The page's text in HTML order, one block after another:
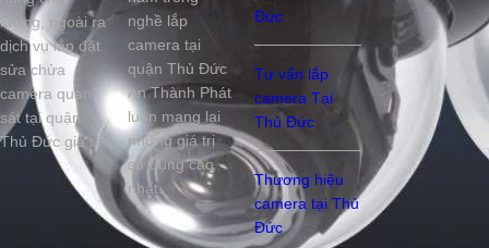
lượng, ngoài ra
dịch vụ lắp đặt
sửa chửa
camera quan
sát tại quận
Thủ Đức giá rẻ
nghề lắp
camera tại
quận Thủ Đức
An Thành Phát
luôn mang lại
những giá trị
sử dụng cao
nhất.
Đức
Tư vấn lắp
camera Tại
Thủ Đức
Thương hiệu
camera tại Thủ
Đức